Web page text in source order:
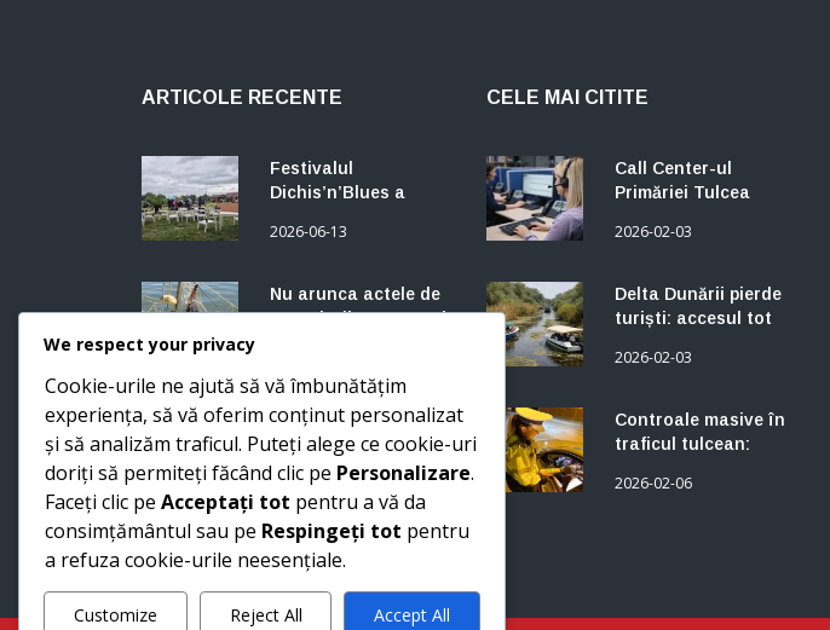
ARTICOLE RECENTE
Festivalul
Dichis’n’Blues a
Somova, județul
SUA, Spania, Belgia,
Franța și România.
2026-06-13
Nu arunca actele de
pescuit din 2025: mai
numai dacă le ai la
tine
Până acum se uitau
de pe mal. ISU Tulcea
intră în sfârșit în
Delta Dunării cu
vehicule care merg
prin stufăriș
2026-06-09
CELE MAI CITITE
Call Center-ul
Primăriei Tulcea
februarie. Informații
impozite, disponibile
pentru contribuabili
2026-02-03
Delta Dunării pierde
turiști: accesul tot
reduce
2026-02-03
Controale masive în
traficul tulcean:
reținute la
2026-02-06
We respect your privacy
Cookie-urile ne ajută să vă îmbunătățim
experiența, să vă oferim conținut personalizat
și să analizăm traficul. Puteți alege ce cookie-uri
doriți să permiteți făcând clic pe Personalizare.
Faceți clic pe Acceptați tot pentru a vă da
consimțământul sau pe Respingeți tot pentru
a refuza cookie-urile neesențiale.
Customize Reject All Accept All